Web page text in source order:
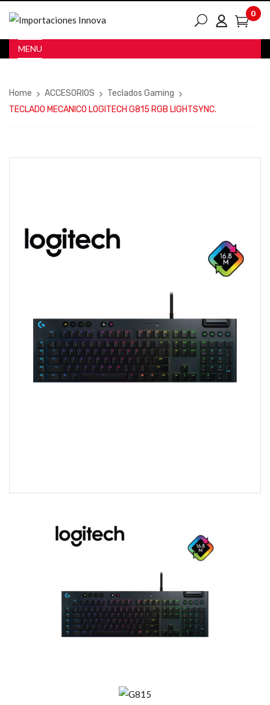
0
MENU
Home ACCESORIOS
Teclados Gaming
TECLADO MECANICO LOGITECH G815 RGB LIGHTSYNC.